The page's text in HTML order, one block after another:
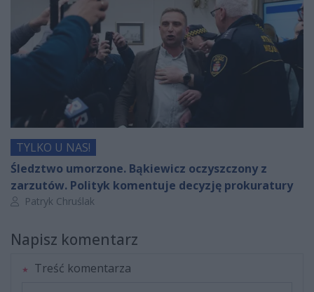
TYLKO U NAS!
Śledztwo umorzone. Bąkiewicz oczyszczony z
zarzutów. Polityk komentuje decyzję prokuratury
Autor artykułu:
Patryk Chruślak
Napisz komentarz
Treść komentarza